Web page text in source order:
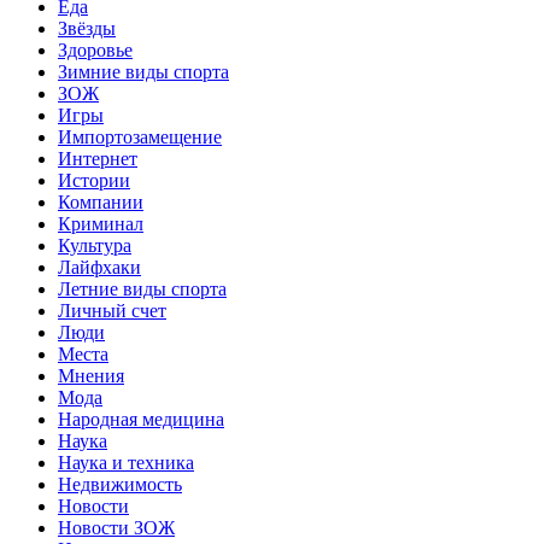
Еда
Звёзды
Здоровье
Зимние виды спорта
ЗОЖ
Игры
Импортозамещение
Интернет
Истории
Компании
Криминал
Культура
Лайфхаки
Летние виды спорта
Личный счет
Люди
Места
Мнения
Мода
Народная медицина
Наука
Наука и техника
Недвижимость
Новости
Новости ЗОЖ